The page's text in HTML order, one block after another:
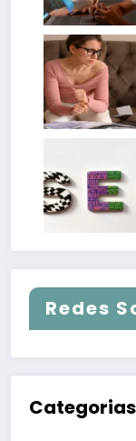
Redes
Categorias